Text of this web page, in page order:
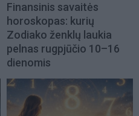
Finansinis savaitės
horoskopas: kurių
Zodiako ženklų laukia
pelnas rugpjūčio 10–16
dienomis